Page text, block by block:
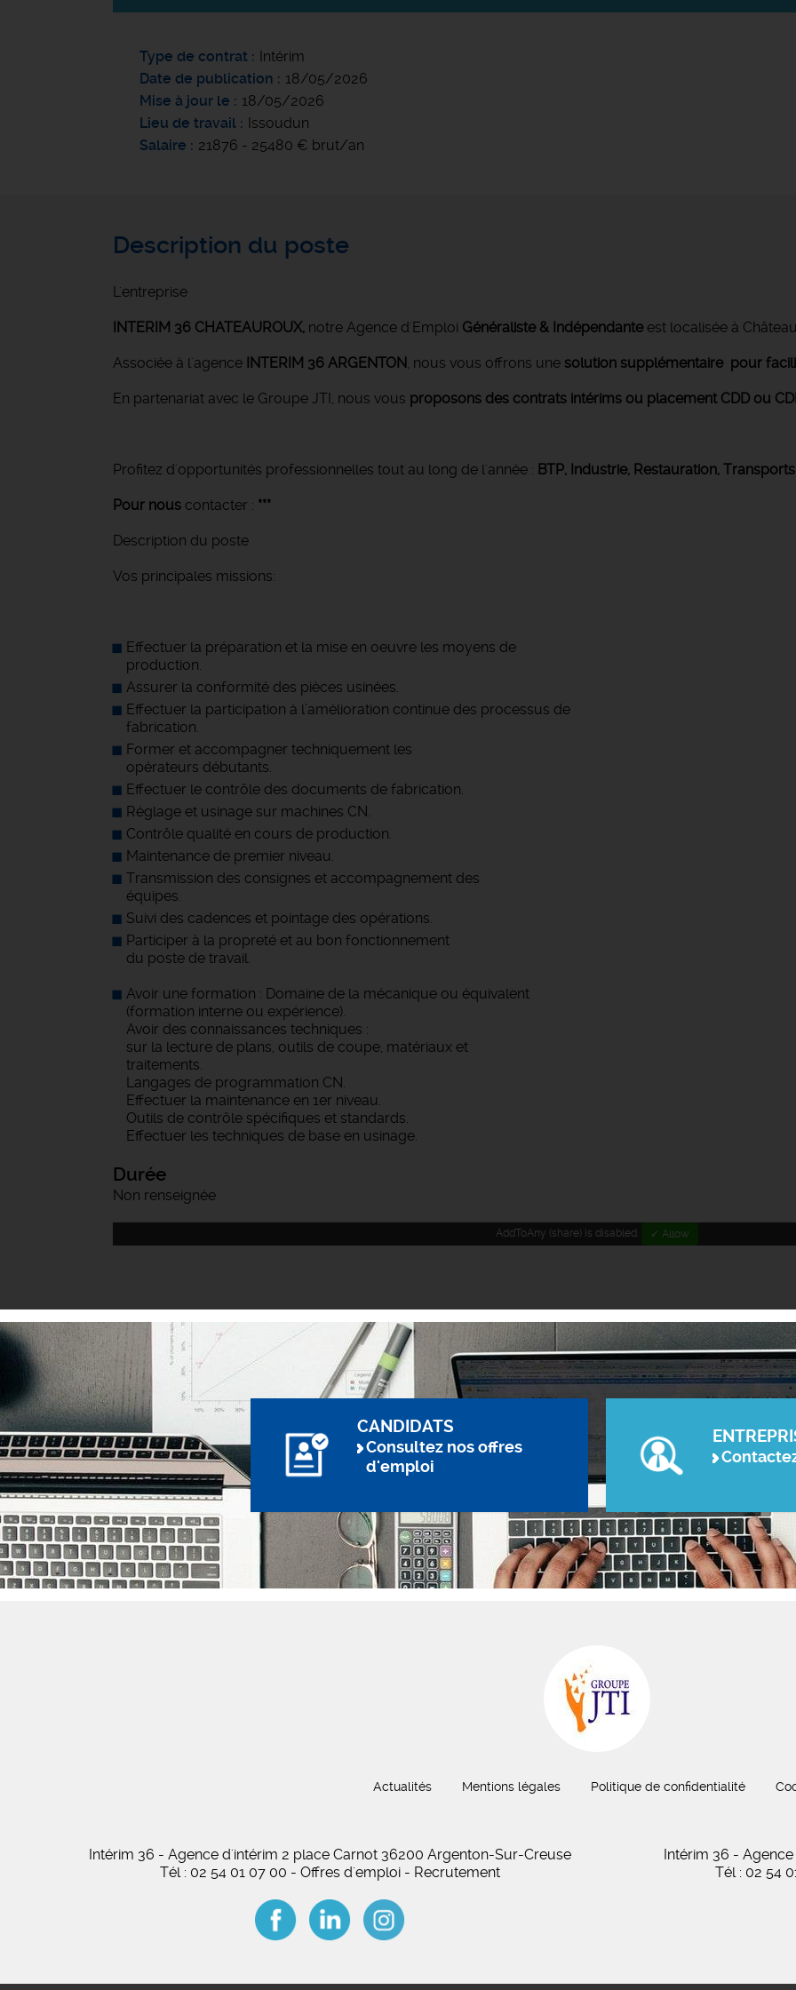
Type de contrat
Intérim
Date de publication
18/05/2026
Mise à jour le
18/05/2026
Lieu de travail
Issoudun
Salaire
21876 - 25480 € brut/an
Description du poste
L'entreprise
INTERIM 36 CHATEAUROUX, notre Agence d'Emploi Généraliste & Indépendante est localisée à
Associée à l'agence INTERIM 36 ARGENTON, nous vous offrons une solution supplémentaire pour
En partenariat avec le Groupe JTI, nous vous proposons des contrats intérims ou placement CDD ou
Profitez d'opportunités professionnelles tout au long de l'année : BTP, Industrie, Restauration,
Pour nous contacter : ***
Description du poste
Vos principales missions:
Effectuer la préparation et la mise en oeuvre les moyens de
production.
Assurer la conformité des pièces usinées.
Effectuer la participation à l’amélioration continue des processus de
fabrication.
Former et accompagner techniquement les
opérateurs débutants.
Effectuer le contrôle des documents de fabrication.
Réglage et usinage sur machines CN.
Contrôle qualité en cours de production.
Maintenance de premier niveau.
Transmission des consignes et accompagnement des
équipes.
Suivi des cadences et pointage des opérations.
Participer à la propreté et au bon fonctionnement
du poste de travail.
Avoir une formation : Domaine de la mécanique ou équivalent
(formation interne ou expérience).
Avoir des connaissances techniques :
sur la lecture de plans, outils de coupe, matériaux et
traitements.
Langages de programmation CN.
Effectuer la maintenance en 1er niveau.
Outils de contrôle spécifiques et standards.
Effectuer les techniques de base en usinage.
Durée
Non renseignée
AddToAny (share) is disabled. ✓ Allow
CANDIDATS
Consultez nos offres
d'emploi
Actualités Mentions légales Politique de confidentialité
Intérim 36 - Agence d'intérim 2 place Carnot 36200 Argenton-Sur-Creuse
Tél : 02 54 01 07 00 - Offres d'emploi - Recrutement
Intérim 36 -
Tél : 02 54